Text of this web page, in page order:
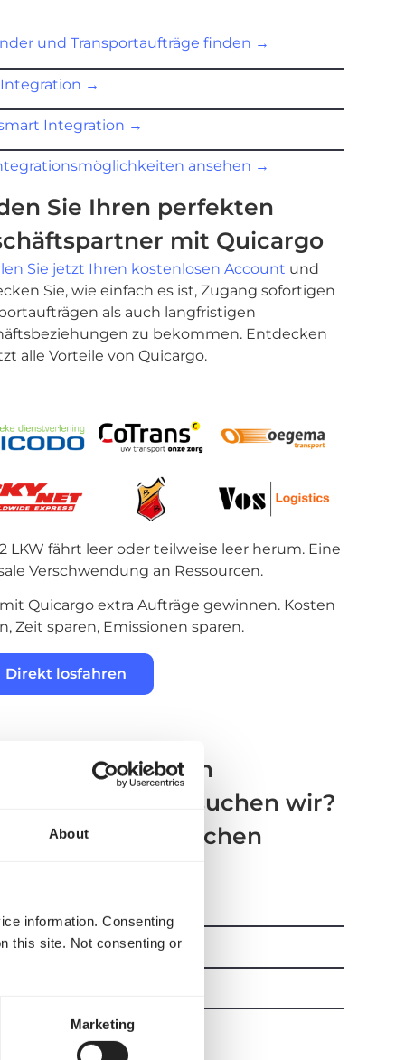
About
information. Consenting
this site. Not consenting or
Marketing
und Transportaufträge finden →
Integration →
Integration →
ansehen →
Sie Ihren perfekten
mit Quicargo
Sie jetzt Ihren kostenlosen Account und
Sie, wie einfach es ist, Zugang sofortigen
als auch langfristigen
zu bekommen. Entdecken
alle Vorteile von Quicargo.
LKW fährt leer oder teilweise leer herum. Eine
Verschwendung an Ressourcen.
Quicargo extra Aufträge gewinnen. Kosten
Zeit sparen, Emissionen sparen.
Direkt losfahren
welcher Art von
suchen wir?
bieten alle möglichen
(LTL) →
Sendungen →